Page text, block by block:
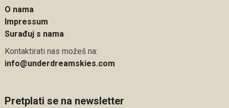
O nama
Impressum
Surađuj s nama
Kontaktirati nas možeš na:
info@underdreamskies.com
Pretplati se na newsletter